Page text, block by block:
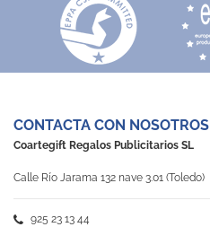
CONTACTA CON NOSOTROS
Coartegift Regalos Publicitarios SL
Calle Río Jarama 132 nave 3.01 (Toledo)
925 23 13 44